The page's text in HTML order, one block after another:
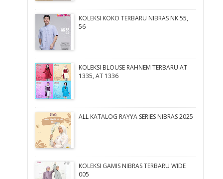
KOLEKSI KOKO TERBARU NIBRAS NK 55,
56
KOLEKSI BLOUSE RAHNEM TERBARU AT
1335, AT 1336
ALL KATALOG RAYYA SERIES NIBRAS 2025
KOLEKSI GAMIS NIBRAS TERBARU WIDE
005